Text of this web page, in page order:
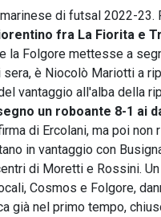
di futsal 2022-
fra La Fiorita e
la Folgore mettesse a
è Niocolò Mariotti a
vantaggio all'alba della
un roboante 8-1 ai
di Ercolani, ma poi non
in vantaggio con
di Moretti e Rossini.
Cosmos e Folgore,
già nel primo tempo,